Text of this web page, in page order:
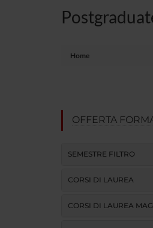
Home
OFFERTA
SEMESTRE FILTRO
CORSI DI LAUREA
CORSI DI LAUREA